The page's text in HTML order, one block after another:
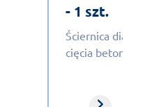
- 1 szt.
Ściernica
cięcia betonu